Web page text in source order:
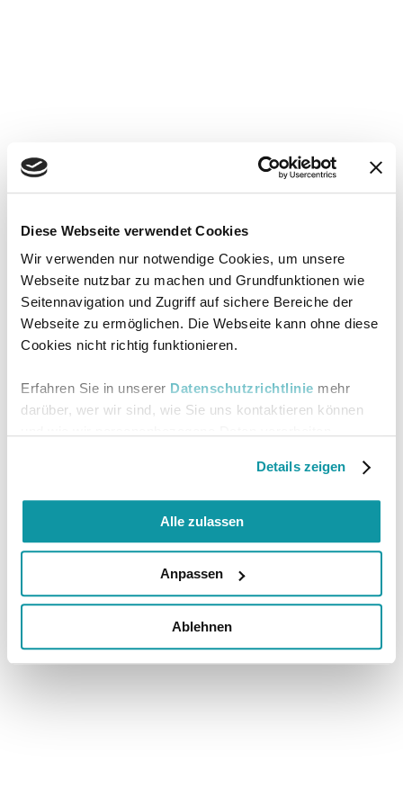
Diese Webseite verwendet Cookies
Wir verwenden nur notwendige Cookies, um unsere
Webseite nutzbar zu machen und Grundfunktionen wie
Seitennavigation und Zugriff auf sichere Bereiche der
Webseite zu ermöglichen. Die Webseite kann ohne diese
Cookies nicht richtig funktionieren.
Erfahren Sie in unserer Datenschutzrichtlinie mehr
darüber, wer wir sind, wie Sie uns kontaktieren können
Details zeigen
Alle zulassen
Anpassen
Ablehnen